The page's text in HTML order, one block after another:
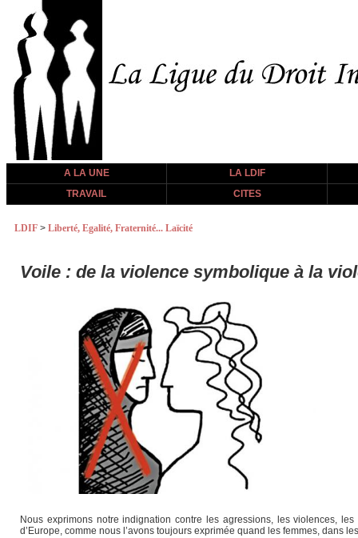
A LA UNE
LA LDIF
TRAVAIL
CITES
LDIF > Liberté, Egalité, Fraternité... Laïcité
Voile : de la violence symbolique à la
Nous exprimons notre indignation contre les agressions, les violences,
d’Europe, comme nous l’avons toujours exprimée quand les femmes, dans